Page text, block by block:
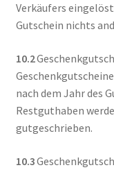
Verkäufers
Gutschein nichts
10.2
nach dem Jahr des
Restguthaben
gutgeschrieben.
10.3